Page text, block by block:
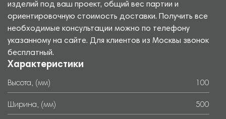
изделий под ваш проект, общий вес партии и
ориентировочную стоимость доставки. Получить все
необходимые консультации можно по телефону
указанному на сайте. Для клиентов из Москвы звонок
бесплатный.
Характеристики
Высота, (мм) 100
Ширина, (мм) 500